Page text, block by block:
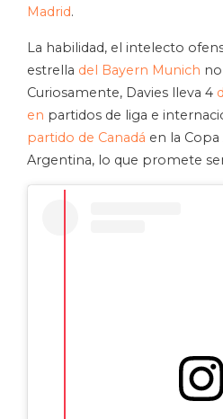
Madrid.
La habilidad, el intelecto
estrella del Bayern Munich
Curiosamente, Davies lleva 4
en partidos de liga e
partido de Canadá en la
Argentina, lo que promete